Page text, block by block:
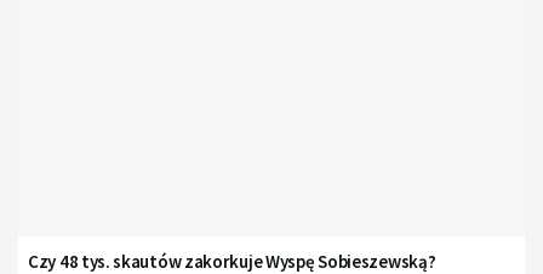
Czy 48 tys. skautów zakorkuje Wyspę Sobieszewską?